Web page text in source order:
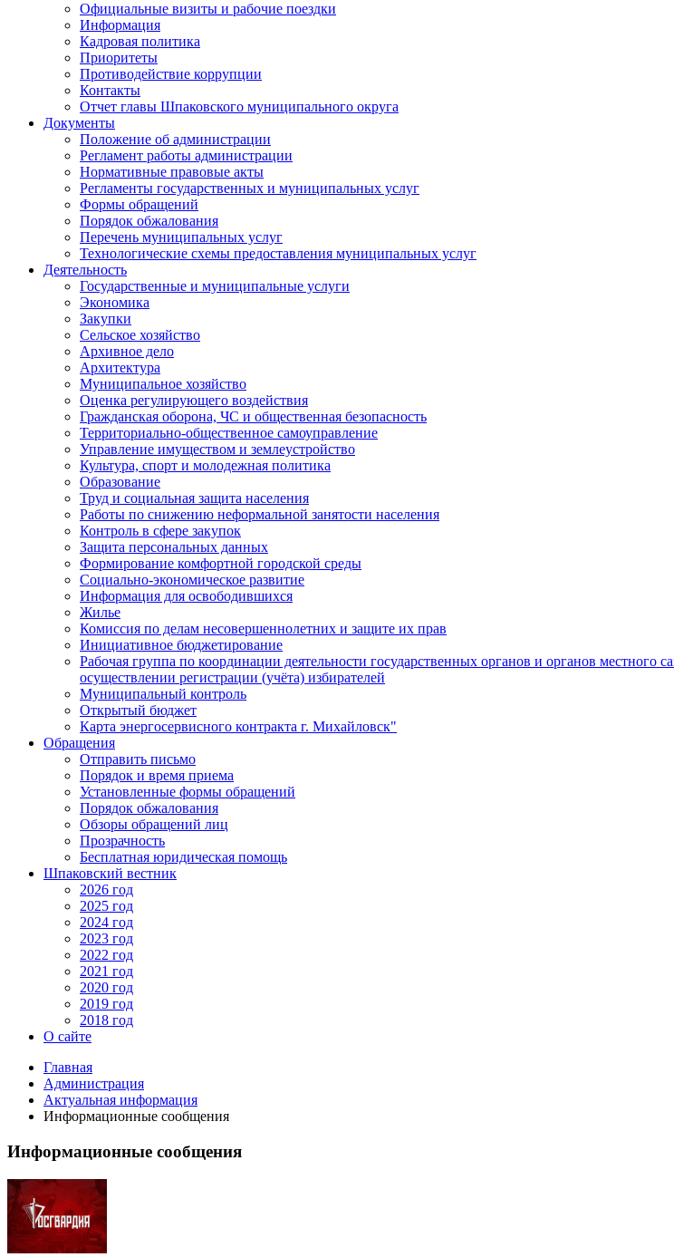
Официальные визиты и рабочие поездки
Информация
Кадровая политика
Приоритеты
Противодействие коррупции
Контакты
Отчет главы Шпаковского муниципального округа
Документы
Положение об администрации
Регламент работы администрации
Нормативные правовые акты
Регламенты государственных и муниципальных услуг
Формы обращений
Порядок обжалования
Перечень муниципальных услуг
Технологические схемы предоставления муниципальных услуг
Деятельность
Государственные и муниципальные услуги
Экономика
Закупки
Сельское хозяйство
Архивное дело
Архитектура
Муниципальное хозяйство
Оценка регулирующего воздействия
Гражданская оборона, ЧС и общественная безопасность
Территориально-общественное самоуправление
Управление имуществом и землеустройство
Культура, спорт и молодежная политика
Образование
Труд и социальная защита населения
Работы по снижению неформальной занятости населения
Контроль в сфере закупок
Защита персональных данных
Формирование комфортной городской среды
Социально-экономическое развитие
Информация для освободившихся
Жилье
Комиссия по делам несовершеннолетних и защите их прав
Инициативное бюджетирование
Рабочая группа по координации деятельности государственных органов и органов
осуществлении регистрации (учёта) избирателей
Муниципальный контроль
Открытый бюджет
Карта энергосервисного контракта г. Михайловск"
Обращения
Отправить письмо
Порядок и время приема
Установленные формы обращений
Порядок обжалования
Обзоры обращений лиц
Прозрачность
Бесплатная юридическая помощь
Шпаковский вестник
2026 год
2025 год
2024 год
2023 год
2022 год
2021 год
2020 год
2019 год
2018 год
О сайте
Главная
Администрация
Актуальная информация
Информационные сообщения
Информационные сообщения